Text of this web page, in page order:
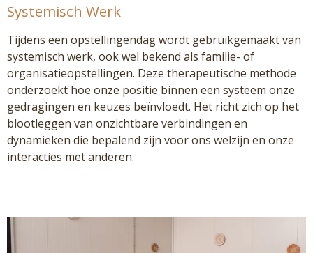
Systemisch Werk
Tijdens een opstellingendag wordt gebruikgemaakt van
systemisch werk, ook wel bekend als familie- of
organisatieopstellingen. Deze therapeutische methode
onderzoekt hoe onze positie binnen een systeem onze
gedragingen en keuzes beïnvloedt. Het richt zich op het
blootleggen van onzichtbare verbindingen en
dynamieken die bepalend zijn voor ons welzijn en onze
interacties met anderen.